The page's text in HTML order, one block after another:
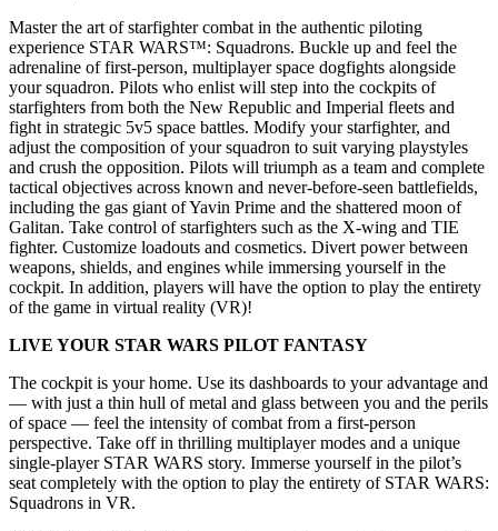
Master the art of starfighter combat in the authentic piloting
experience STAR WARS™: Squadrons. Buckle up and feel the
adrenaline of first-person, multiplayer space dogfights alongside
your squadron. Pilots who enlist will step into the cockpits of
starfighters from both the New Republic and Imperial fleets and
fight in strategic 5v5 space battles. Modify your starfighter, and
adjust the composition of your squadron to suit varying playstyles
and crush the opposition. Pilots will triumph as a team and complete
tactical objectives across known and never-before-seen battlefields,
including the gas giant of Yavin Prime and the shattered moon of
Galitan. Take control of starfighters such as the X-wing and TIE
fighter. Customize loadouts and cosmetics. Divert power between
weapons, shields, and engines while immersing yourself in the
cockpit. In addition, players will have the option to play the entirety
of the game in virtual reality (VR)!
LIVE YOUR STAR WARS PILOT FANTASY
The cockpit is your home. Use its dashboards to your advantage and
— with just a thin hull of metal and glass between you and the perils
of space — feel the intensity of combat from a first-person
perspective. Take off in thrilling multiplayer modes and a unique
single-player STAR WARS story. Immerse yourself in the pilot’s
seat completely with the option to play the entirety of STAR WARS:
Squadrons in VR.